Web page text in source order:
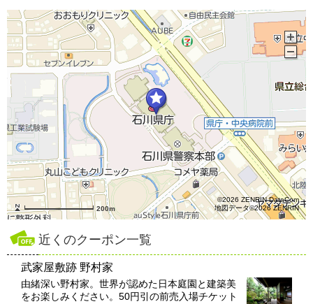
200m
©2026 ZENRIN DataCom
地図データ©2026 ZENRIN
近くのクーポン一覧
武家屋敷跡 野村家
由緒深い野村家。世界が認めた日本庭園と建築美
をお楽しみください。50円引の前売入場チケット